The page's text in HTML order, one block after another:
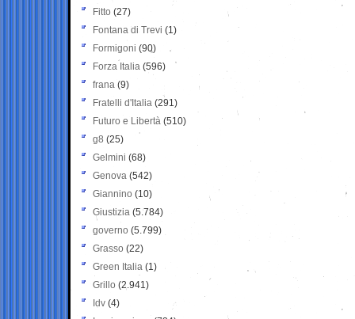
Fitto (27)
Fontana di Trevi (1)
Formigoni (90)
Forza Italia (596)
frana (9)
Fratelli d'Italia (291)
Futuro e Libertà (510)
g8 (25)
Gelmini (68)
Genova (542)
Giannino (10)
Giustizia (5.784)
governo (5.799)
Grasso (22)
Green Italia (1)
Grillo (2.941)
Idv (4)